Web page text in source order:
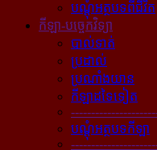
បណ្ដុំអត្ថបទពីជីវិត
កីឡា-បច្ចេកវិទ្យា
បាល់ទាត់
ប្រដាល់
ប្រណាំងយាន
កីឡាដទៃទៀត
បណ្ដុំអត្ថបទកីឡា